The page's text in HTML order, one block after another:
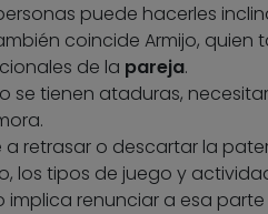
puede hacerles
coincide Armijo, quien
de la pareja.
se tienen ataduras,
retrasar o descartar la
los tipos de juego y
implica renunciar a esa